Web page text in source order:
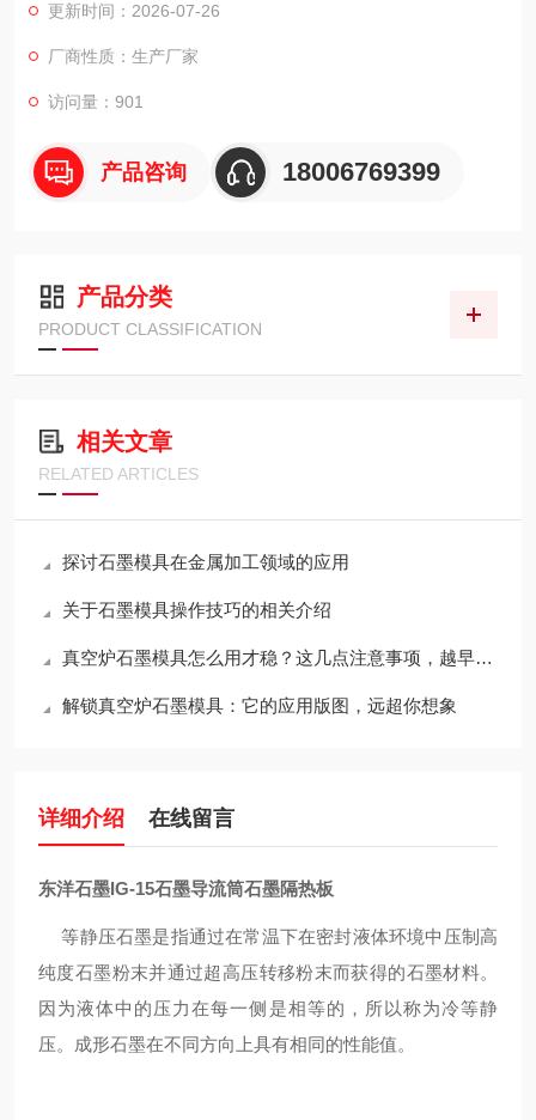
更新时间：2026-07-26
厂商性质：生产厂家
访问量：901
产品咨询 18006769399
产品分类
PRODUCT CLASSIFICATION
相关文章
RELATED ARTICLES
探讨石墨模具在金属加工领域的应用
关于石墨模具操作技巧的相关介绍
真空炉石墨模具怎么用才稳？这几点注意事项，越早知道越省心
解锁真空炉石墨模具：它的应用版图，远超你想象
详细介绍 在线留言
东洋石墨IG-15石墨导流筒石墨隔热板
等静压石墨是指通过在常温下在密封液体环境中压制高
纯度石墨粉末并通过超高压转移粉末而获得的石墨材料。
因为液体中的压力在每一侧是相等的，所以称为冷等静
压。成形石墨在不同方向上具有相同的性能值。